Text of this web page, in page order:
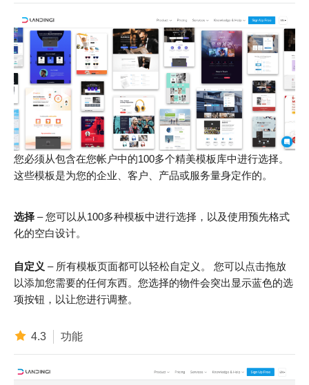
您必须从包含在您帐户中的100多个精美模板库中进行选择。
这些模板是为您的企业、客户、产品或服务量身定作的。
选择 – 您可以从100多种模板中进行选择，以及使用预先格式
化的空白设计。
自定义 – 所有模板页面都可以轻松自定义。 您可以点击拖放
以添加您需要的任何东西。您选择的物件会突出显示蓝色的选
项按钮，以让您进行调整。
4.3 功能